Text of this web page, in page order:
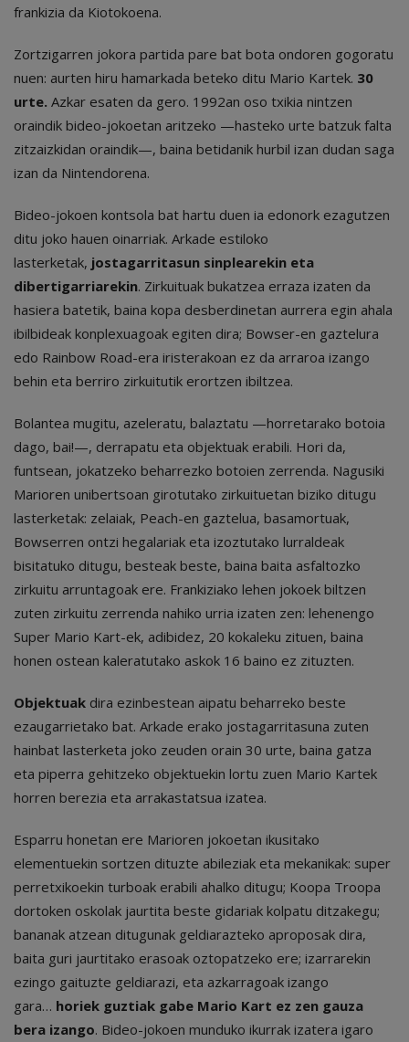
frankizia da Kiotokoena.
Zortzigarren jokora partida pare bat bota ondoren gogoratu
nuen: aurten hiru hamarkada beteko ditu Mario Kartek. 30
urte. Azkar esaten da gero. 1992an oso txikia nintzen
oraindik bideo-jokoetan aritzeko —hasteko urte batzuk falta
zitzaizkidan oraindik—, baina betidanik hurbil izan dudan saga
izan da Nintendorena.
Bideo-jokoen kontsola bat hartu duen ia edonork ezagutzen
ditu joko hauen oinarriak. Arkade estiloko
lasterketak, jostagarritasun sinplearekin eta
dibertigarriarekin. Zirkuituak bukatzea erraza izaten da
hasiera batetik, baina kopa desberdinetan aurrera egin ahala
ibilbideak konplexuagoak egiten dira; Bowser-en gaztelura
edo Rainbow Road-era iristerakoan ez da arraroa izango
behin eta berriro zirkuitutik erortzen ibiltzea.
Bolantea mugitu, azeleratu, balaztatu —horretarako botoia
dago, bai!—, derrapatu eta objektuak erabili. Hori da,
funtsean, jokatzeko beharrezko botoien zerrenda. Nagusiki
Marioren unibertsoan girotutako zirkuituetan biziko ditugu
lasterketak: zelaiak, Peach-en gaztelua, basamortuak,
Bowserren ontzi hegalariak eta izoztutako lurraldeak
bisitatuko ditugu, besteak beste, baina baita asfaltozko
zirkuitu arruntagoak ere. Frankiziako lehen jokoek biltzen
zuten zirkuitu zerrenda nahiko urria izaten zen: lehenengo
Super Mario Kart-ek, adibidez, 20 kokaleku zituen, baina
honen ostean kaleratutako askok 16 baino ez zituzten.
Objektuak dira ezinbestean aipatu beharreko beste
ezaugarrietako bat. Arkade erako jostagarritasuna zuten
hainbat lasterketa joko zeuden orain 30 urte, baina gatza
eta piperra gehitzeko objektuekin lortu zuen Mario Kartek
horren berezia eta arrakastatsua izatea.
Esparru honetan ere Marioren jokoetan ikusitako
elementuekin sortzen dituzte abileziak eta mekanikak: super
perretxikoekin turboak erabili ahalko ditugu; Koopa Troopa
dortoken oskolak jaurtita beste gidariak kolpatu ditzakegu;
bananak atzean ditugunak geldiarazteko aproposak dira,
baita guri jaurtitako erasoak oztopatzeko ere; izarrarekin
ezingo gaituzte geldiarazi, eta azkarragoak izango
gara… horiek guztiak gabe Mario Kart ez zen gauza
bera izango. Bideo-jokoen munduko ikurrak izatera igaro